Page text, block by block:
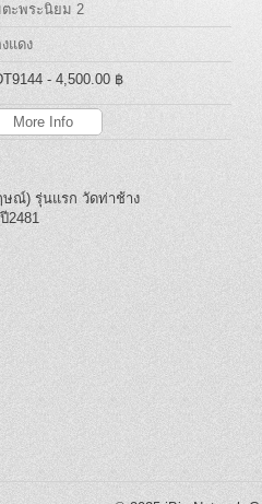
ะพระนิยม 2
แดง
- 4,500.00 ฿
More Info
ณ์) รุ่นแรก วัดท่าช้าง
2481